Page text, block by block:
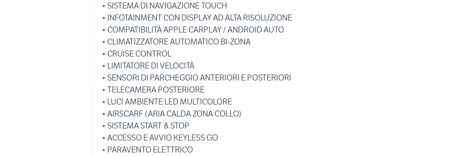
• SISTEMA DI NAVIGAZIONE TOUCH
• INFOTAINMENT CON DISPLAY AD ALTA RISOLUZIONE
• COMPATIBILITÀ APPLE CARPLAY / ANDROID AUTO
• CLIMATIZZATORE AUTOMATICO BI-ZONA
• CRUISE CONTROL
• LIMITATORE DI VELOCITÀ
• SENSORI DI PARCHEGGIO ANTERIORI E POSTERIORI
• TELECAMERA POSTERIORE
• LUCI AMBIENTE LED MULTICOLORE
• AIRSCARF (ARIA CALDA ZONA COLLO)
• SISTEMA START & STOP
• ACCESSO E AVVIO KEYLESS GO
• PARAVENTO ELETTRICO